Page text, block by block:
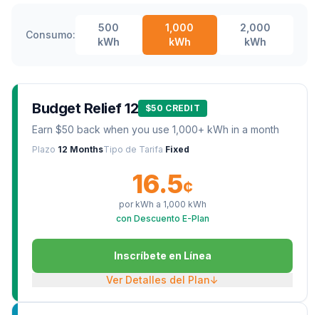
Consumo:
500
kWh
1,000
kWh
2,000
kWh
Budget Relief 12 $50 CREDIT
Earn $50 back when you use 1,000+ kWh in a month
Plazo 12 MonthsTipo de Tarifa Fixed
16.5¢
por kWh a 1,000 kWh
con Descuento E-Plan
Inscríbete en Línea
Ver Detalles del Plan↓